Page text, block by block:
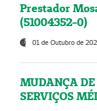
Prestador
(51004352-0)
01 de Outubro de
MUDANÇA
SERVIÇOS